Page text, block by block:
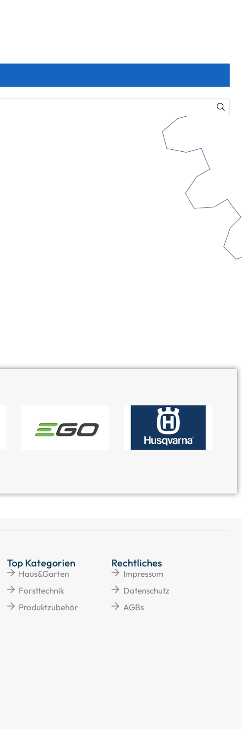
Top Kategorien
Haus&Garten
Forsttechnik
Produktzubehör
Rechtliches
Impressum
Datenschutz
AGBs